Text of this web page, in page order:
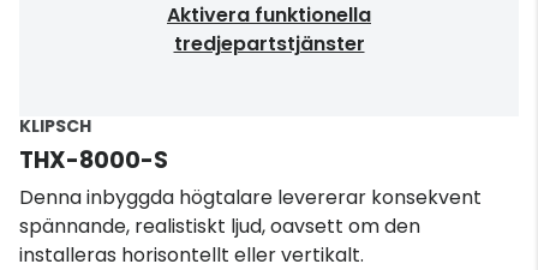
Aktivera funktionella
tredjepartstjänster
KLIPSCH
THX-8000-S
Denna inbyggda högtalare levererar konsekvent
spännande, realistiskt ljud, oavsett om den
installeras horisontellt eller vertikalt.